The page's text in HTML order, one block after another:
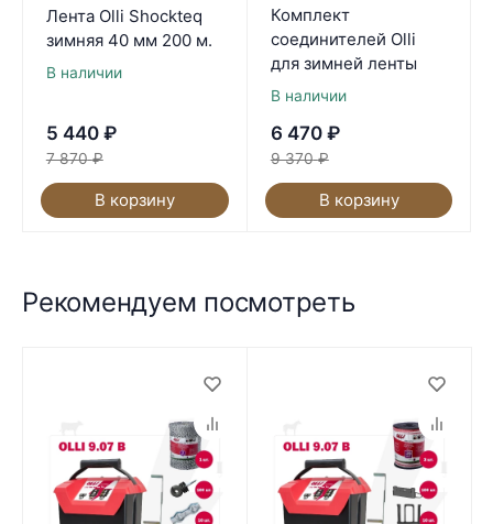
Лента Olli Shockteq
зимняя 40 мм 200 м.
В наличии
5 440 ₽
7 870 ₽
В корзину
Комплект
соединителей Olli
для зимней ленты
В наличии
6 470 ₽
9 370 ₽
В корзину
Рекомендуем посмотреть